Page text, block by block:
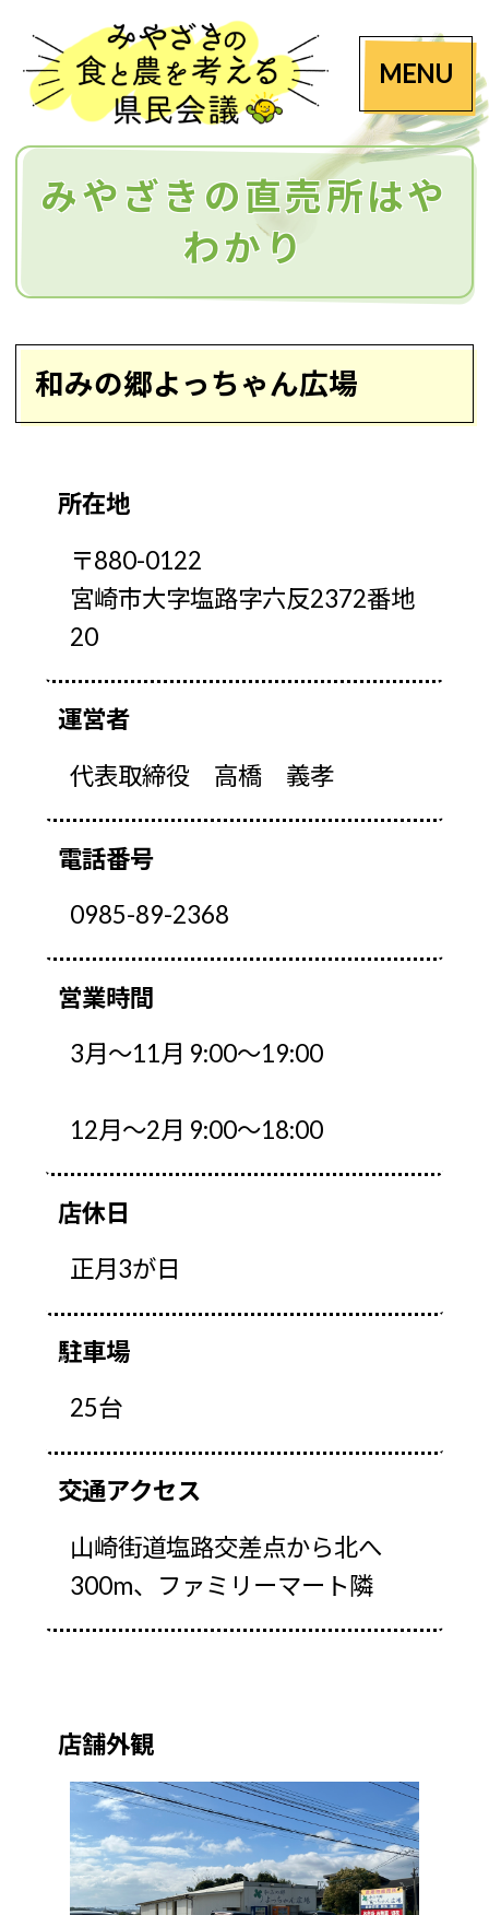
MENU
みやざきの直売所はや
わかり
和みの郷よっちゃん広場
所在地
〒880-0122
宮崎市大字塩路字六反2372番地
20
運営者
代表取締役 高橋 義孝
電話番号
0985-89-2368
営業時間
3月～11月 9:00～19:00
12月～2月 9:00～18:00
店休日
正月3が日
駐車場
25台
交通アクセス
山崎街道塩路交差点から北へ
300m、ファミリーマート隣
店舗外観